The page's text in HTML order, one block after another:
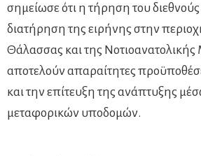
σημείωσε ότι η τήρηση του διεθνούς
διατήρηση της ειρήνης στην
Θάλασσας και της Νοτιοανατολικής
αποτελούν απαραίτητες
και την επίτευξη της ανάπτυξης
μεταφορικών υποδομών.